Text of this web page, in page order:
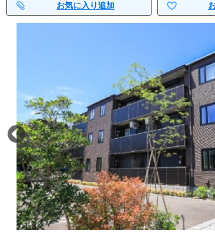
お気に入り追加